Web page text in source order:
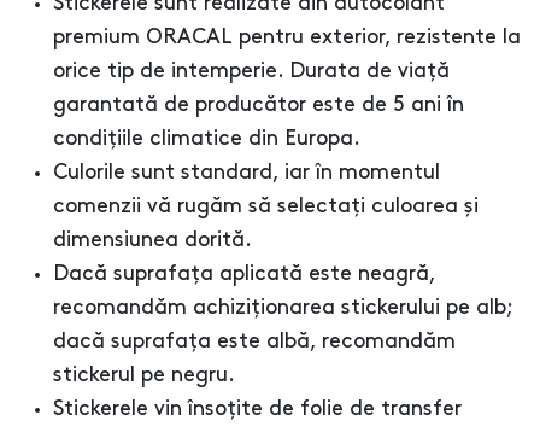
premium ORACAL pentru exterior, rezistente la
orice tip de intemperie. Durata de viață
garantată de producător este de 5 ani în
condițiile climatice din Europa.
Culorile sunt standard, iar în momentul
comenzii vă rugăm să selectați culoarea și
dimensiunea dorită.
Dacă suprafața aplicată este neagră,
recomandăm achiziționarea stickerului pe alb;
dacă suprafața este albă, recomandăm
stickerul pe negru.
Stickerele vin însoțite de folie de transfer